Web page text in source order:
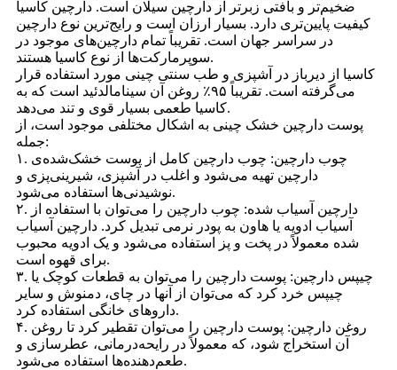
ضخیم‌تر و بافتی زبرتر از دارچین سیلان است. دارچین کاسیا
کیفیت پایین‌تری دارد. بسیار ارزان است و رایج‌ترین نوع دارچین
در سراسر جهان است. تقریباً تمام دارچین‌های موجود در
سوپرمارکت‌ها از نوع کاسیا هستند.
کاسیا از دیرباز در آشپزی و طب سنتی چینی مورد استفاده قرار
می‌گرفته است. تقریباً ۹۵٪ روغن آن سینامالدئید است که به
کاسیا طعمی بسیار قوی و تند می‌دهد.
پوست دارچین خشک چینی به اشکال مختلفی موجود است، از
جمله:
۱. چوب دارچین: چوب دارچین کامل از پوست خشک‌شده‌ی
دارچین تهیه می‌شود و اغلب در آشپزی، شیرینی‌پزی و
نوشیدنی‌ها استفاده می‌شود.
۲. دارچین آسیاب شده: چوب دارچین را می‌توان با استفاده از
آسیاب ادویه یا هاون به پودر نرمی تبدیل کرد. دارچین آسیاب
شده معمولاً در پخت و پز استفاده می‌شود و یک ادویه محبوب
برای قهوه است.
۳. چیپس دارچین: پوست دارچین را می‌توان به قطعات کوچک یا
چیپس خرد کرد که می‌توان از آنها در چای، دمنوش و سایر
داروهای خانگی استفاده کرد.
۴. روغن دارچین: پوست دارچین را می‌توان تقطیر کرد تا روغن
آن استخراج شود، که معمولاً در رایحه‌درمانی، عطرسازی و
طعم‌دهنده‌ها استفاده می‌شود.